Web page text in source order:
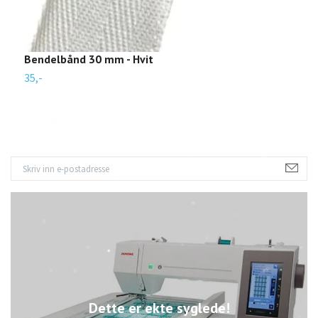
Dette er ekte syglede!
Bendelbånd 30 mm - Hvit
35,-